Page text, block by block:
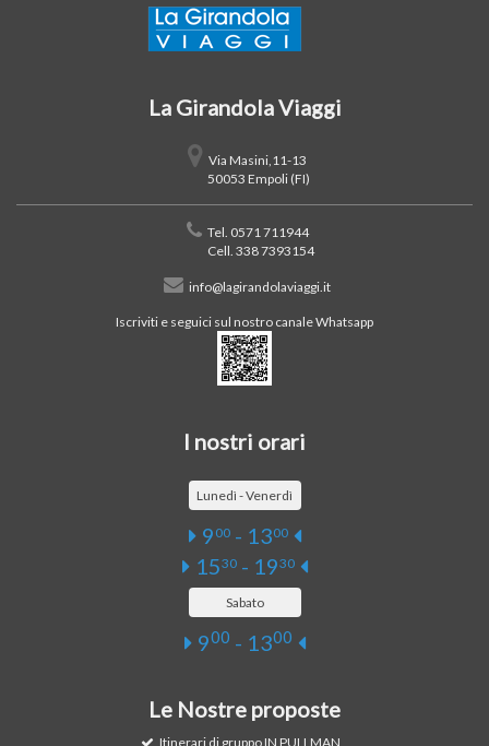
La Girandola Viaggi
Via Masini,11-13
50053 Empoli (FI)
Tel. 0571 711944
Cell. 338 7393154
info@lagirandolaviaggi.it
Iscriviti e seguici sul nostro canale Whatsapp
I nostri orari
Lunedì - Venerdì
9 00- 1300
1530- 1930
Sabato
900 - 1300
Le Nostre proposte
Itinerari di gruppo IN PULLMAN